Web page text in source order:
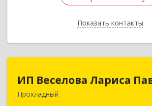
Показать контакты
Назад
ИП Веселова Лариса
Прохладный